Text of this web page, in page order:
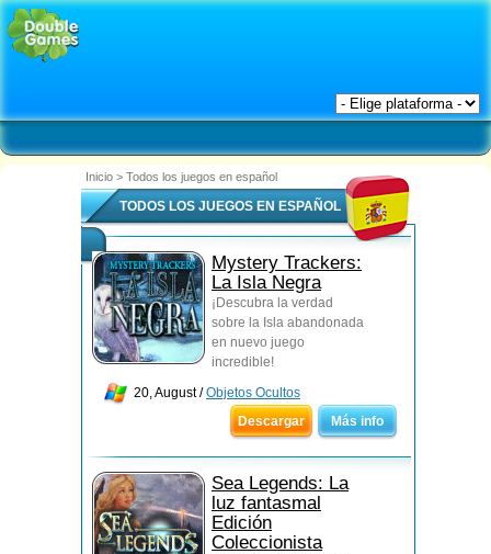
Inicio > Todos los juegos en español
TODOS LOS JUEGOS EN ESPAÑOL
Mystery Trackers:
La Isla Negra
¡Descubra la verdad
sobre la Isla abandonada
en nuevo juego
incredible!
20, August /Objetos Ocultos
Descargar
Más info
Sea Legends: La
luz fantasmal
Edición
Coleccionista